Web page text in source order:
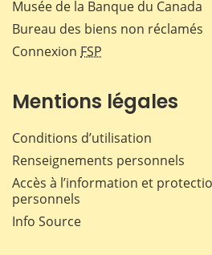
Musée de la Banque du Canada
Bureau des biens non réclamés
Connexion FSP
Mentions légales
Conditions d’utilisation
Renseignements personnels
Accès à l’information et
personnels
Info Source